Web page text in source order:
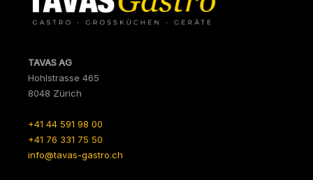
TAVAS AG
Hohlstrasse 465
8048 Zürich
+41 44 591 98 00
+41 76 331 75 50
info@tavas-gastro.ch